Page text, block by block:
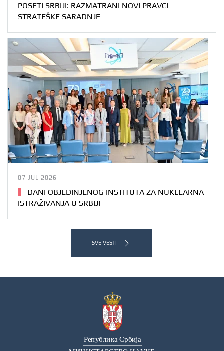
POSETI SRBIJI: RAZMATRANI NOVI PRAVCI
STRATEŠKE SARADNJE
07 JUL 2026
DANI OBJEDINJENOG INSTITUTA ZA NUKLEARNA
ISTRAŽIVANJA U SRBIJI
SVE VESTI